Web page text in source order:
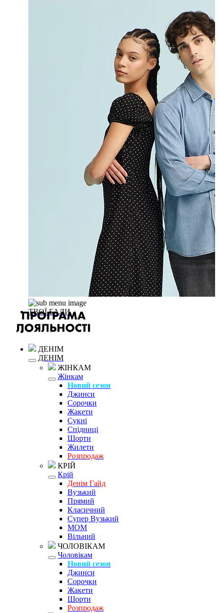
ТВОЇ БАЛИ
ДЕНІМ
ДЕНІМ
ЖІНКАМ
Жінкам
Новий сезон
Джинси
Сорочки
Жакети
Сукні
Спідниці
Шорти
Жилети
Розпродаж
КРІЙ
Крій
Денім Гайд
Вузький
Прямий
Класичний
Супер Вузький
MOM
Вільний
ЧОЛОВІКАМ
Чоловікам
Новий сезон
Джинси
Сорочки
Жакети
Шорти
Розпродаж